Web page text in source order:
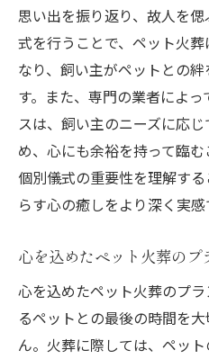
思い出を振り返り、故人を
式を行うことで、ペット火
なり、飼い主がペットとの
す。また、専門の業者によ
スは、飼い主のニーズに応
め、心にも余裕を持って臨
個別儀式の重要性を理解す
らす心の癒しをより深く実感
心を込めたペット火葬のプ
心を込めたペット火葬のプ
るペットとの最後の時間を
ん。火葬に際しては、ペット